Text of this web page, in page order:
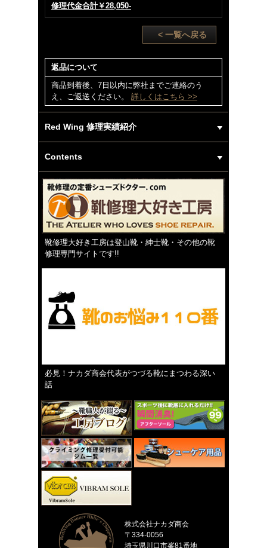
修理代金合計￥28,050-
< 一覧へ戻る
返品について
商品到着後、7日以内に弊社までご連絡のう
え、ご返送ください。 詳しくはこちら >>
Red Wing 修理実績紹介
Contents
靴修理大好き工房は登山靴・紳士靴・その他の靴
修理専門サイトです!!
必見！ナカダ商会代表がつづる靴にまつわる深い
話
株式会社ナカダ商会
〒334-0056
埼玉県川口市峯81番地